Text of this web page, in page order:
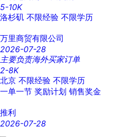
5-10K
洛杉矶 不限经验 不限学历
万里商贸有限公司
2026-07-28
主要负责海外买家订单
2-8K
北京 不限经验 不限学历
一单一节 奖励计划 销售奖金
推利
2026-07-28